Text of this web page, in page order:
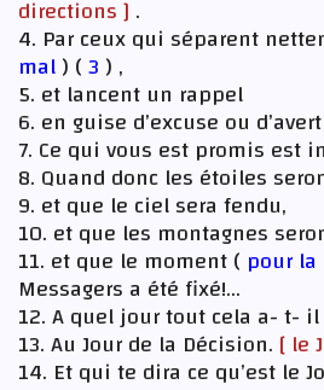
directions ] .
4. Par ceux qui séparent
mal) (3 ) ,
5. et lancent un rappel
6. en guise d’excuse ou
7. Ce qui vous est promis est
8. Quand donc les étoiles
9. et que le ciel sera fendu,
10. et que les montagnes
11. et que le moment ( pour
Messagers a été fixé!...
12. A quel jour tout cela a- t- il
13. Au Jour de la Décision. [ le
14. Et qui te dira ce qu’est le